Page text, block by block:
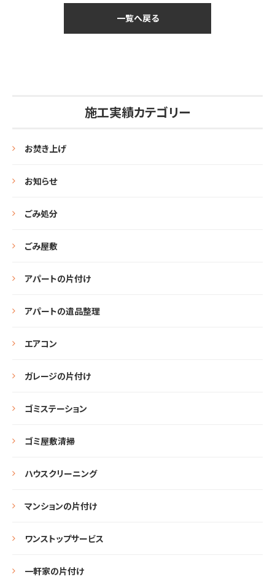
一覧へ戻る
施工実績カテゴリー
お焚き上げ
お知らせ
ごみ処分
ごみ屋敷
アパートの片付け
アパートの遺品整理
エアコン
ガレージの片付け
ゴミステーション
ゴミ屋敷清掃
ハウスクリーニング
マンションの片付け
ワンストップサービス
一軒家の片付け